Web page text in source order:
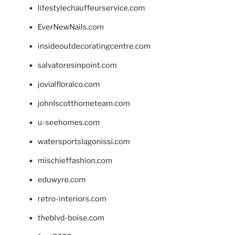
lifestylechauffeurservice.com
EverNewNails.com
insideoutdecoratingcentre.com
salvatoresinpoint.com
jovialfloralco.com
johnlscotthometeam.com
u-seehomes.com
watersportslagonissi.com
mischieffashion.com
eduwyre.com
retro-interiors.com
theblvd-boise.com